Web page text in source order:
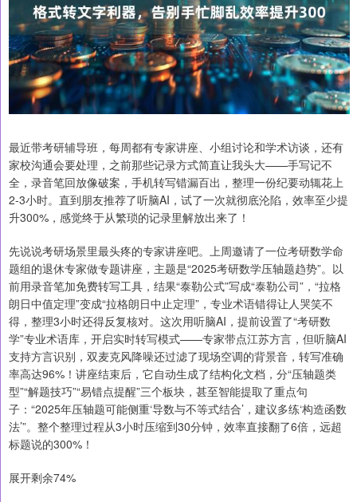
最近带考研辅导班，每周都有专家讲座、小组讨论和学术访谈，还有
家校沟通会要处理，之前那些记录方式简直让我头大——手写记不
全，录音笔回放像破案，手机转写错漏百出，整理一份纪要动辄花上
2-3小时。直到朋友推荐了听脑AI，试了一次就彻底沦陷，效率至少提
升300%，感觉终于从繁琐的记录里解放出来了！
先说说考研场景里最头疼的专家讲座吧。上周邀请了一位考研数学命
题组的退休专家做专题讲座，主题是“2025考研数学压轴题趋势”。以
前用录音笔加免费转写工具，结果“泰勒公式”写成“泰勒公司”，“拉格
朗日中值定理”变成“拉格朗日中止定理”，专业术语错得让人哭笑不
得，整理3小时还得反复核对。这次用听脑AI，提前设置了“考研数
学”专业术语库，开启实时转写模式——专家带点江苏方言，但听脑AI
支持方言识别，双麦克风降噪还过滤了现场空调的背景音，转写准确
率高达96%！讲座结束后，它自动生成了结构化文档，分“压轴题类
型”“解题技巧”“易错点提醒”三个板块，甚至智能提取了重点句
子：“2025年压轴题可能侧重‘导数与不等式结合’，建议多练‘构造函数
法’”。整个整理过程从3小时压缩到30分钟，效率直接翻了6倍，远超
标题说的300%！
展开剩余74%